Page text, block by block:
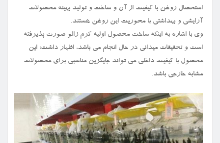
استحصال روغن با کیفیت از آن و ساخت و تولید بهینه محصولات
آرایشی و بهداشتی با محوریت این روغن هستند.
وی با اشاره به اینکه ساخت محصول اولیه کرم زالو صورت پذیرفته
است و تحقیقات میدانی در حال انجام می باشد، اظهار داشت: این
محصول با کیفیت داخلی می تواند جایگزین مناسبی برای محصولات
مشابه خارجی باشد.